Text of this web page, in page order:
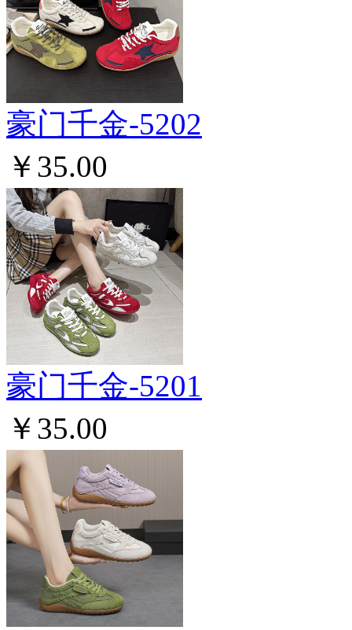
豪门千金-5202
￥35.00
豪门千金-5201
￥35.00